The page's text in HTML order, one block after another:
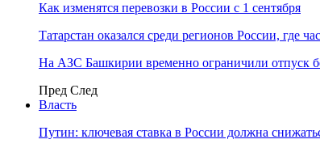
Как изменятся перевозки в России с 1 сентября
Татарстан оказался среди регионов России, где
На АЗС Башкирии временно ограничили отпуск
Пред След
Власть
Путин: ключевая ставка в России должна